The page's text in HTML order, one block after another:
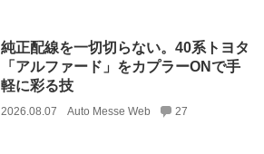
純正配線を一切切らない。40系トヨタ
「アルファード」をカプラーONで手
軽に彩る技
2026.08.07 Auto Messe Web 27